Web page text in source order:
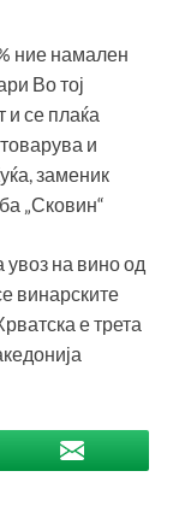
ние намален
Во тој
и се плаќа
и
заменик
„Сковин“
увоз на вино од
винарските
е трета